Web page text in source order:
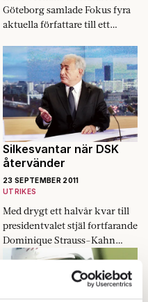
Göteborg samlade Fokus fyra
aktuella författare till ett
och litteraturen.
Silkesvantar när DSK
återvänder
23 SEPTEMBER 2011
UTRIKES
Med drygt ett halvår kvar till
presidentvalet stjäl fortfarande
Dominique Strauss-Kahn
uppmärksamheten.